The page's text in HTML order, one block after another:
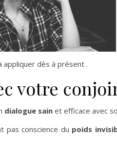
appliquer dès à présent .
votre
dialogue sain et efficace avec
pas conscience du poids